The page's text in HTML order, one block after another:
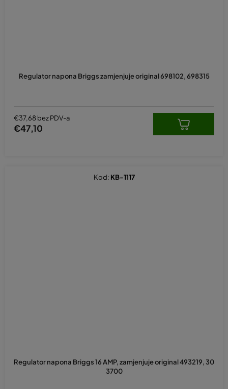
Regulator napona Briggs zamjenjuje original 698102, 698315
€37,68 bez PDV-a
€47,10
Regulator napona Briggs 16 AMP, zamjenjuje original 493219, 30
3700
Kod: KB-1117